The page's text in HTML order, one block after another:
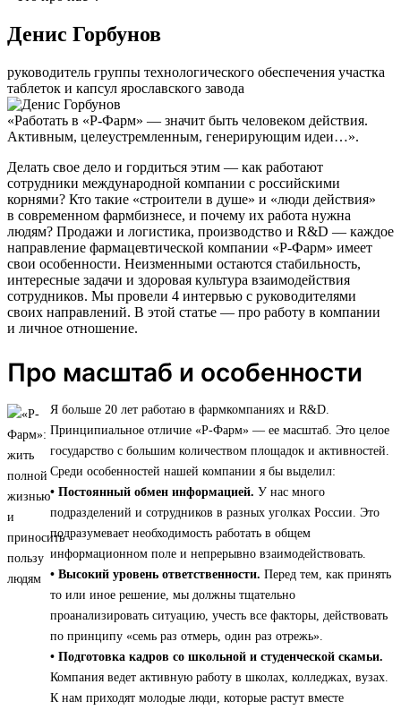
Денис Горбунов
руководитель группы технологического обеспечения участка
таблеток и капсул ярославского завода
«Работать в «Р-Фарм» — значит быть человеком действия.
Активным, целеустремленным, генерирующим идеи…».
Делать свое дело и гордиться этим — как работают
сотрудники международной компании с российскими
корнями? Кто такие «строители в душе» и «люди действия»
в современном фармбизнесе, и почему их работа нужна
людям? Продажи и логистика, производство и R&D — каждое
направление фармацевтической компании «Р-Фарм» имеет
свои особенности. Неизменными остаются стабильность,
интересные задачи и здоровая культура взаимодействия
сотрудников. Мы провели 4 интервью с руководителями
своих направлений. В этой статье — про работу в компании
и личное отношение.
Про масштаб и особенности
Я больше 20 лет работаю в фармкомпаниях и R&D.
Принципиальное отличие «Р-Фарм» — ее масштаб. Это целое
государство с большим количеством площадок и активностей.
Среди особенностей нашей компании я бы выделил:
• Постоянный обмен информацией. У нас много
подразделений и сотрудников в разных уголках России. Это
подразумевает необходимость работать в общем
информационном поле и непрерывно взаимодействовать.
• Высокий уровень ответственности. Перед тем, как принять
то или иное решение, мы должны тщательно
проанализировать ситуацию, учесть все факторы, действовать
по принципу «семь раз отмерь, один раз отрежь».
• Подготовка кадров со школьной и студенческой скамьи.
Компания ведет активную работу в школах, колледжах, вузах.
К нам приходят молодые люди, которые растут вместе